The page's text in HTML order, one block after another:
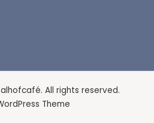
All rights reserved.
Theme